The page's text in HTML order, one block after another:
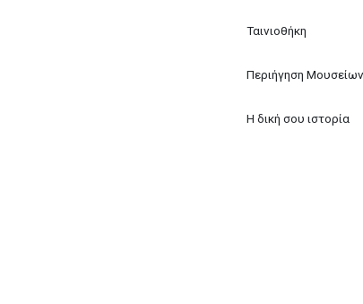
Ταινιοθήκη
Περιήγηση Μουσείων
Η δική σου ιστορία